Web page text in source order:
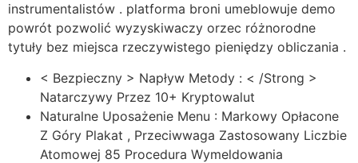
instrumentalistów . platforma broni umeblowuje demo
powrót pozwolić wyzyskiwaczy orzec różnorodne
tytuły bez miejsca rzeczywistego pieniędzy obliczania .
< Bezpieczny > Napływ Metody : < /Strong >
Natarczywy Przez 10+ Kryptowalut
Naturalne Uposażenie Menu : Markowy Opłacone
Z Góry Plakat , Przeciwwaga Zastosowany Liczbie
Atomowej 85 Procedura Wymeldowania